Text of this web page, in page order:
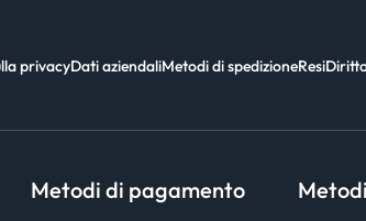
privacyDati aziendaliMetodi di spedizioneResi
Metodi di pagamento